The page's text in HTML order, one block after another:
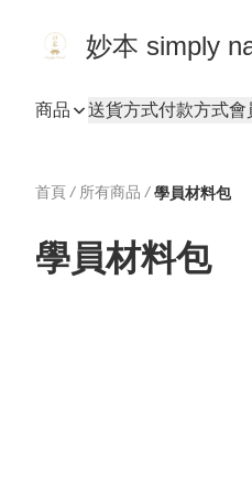
妙本 simply
商品 送貨方式付款方式會
首頁 / 所有商品 / 學員材料包
學員材料包